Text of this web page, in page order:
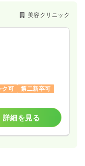
美容クリニック
ク可
第二新卒可
詳細を見る